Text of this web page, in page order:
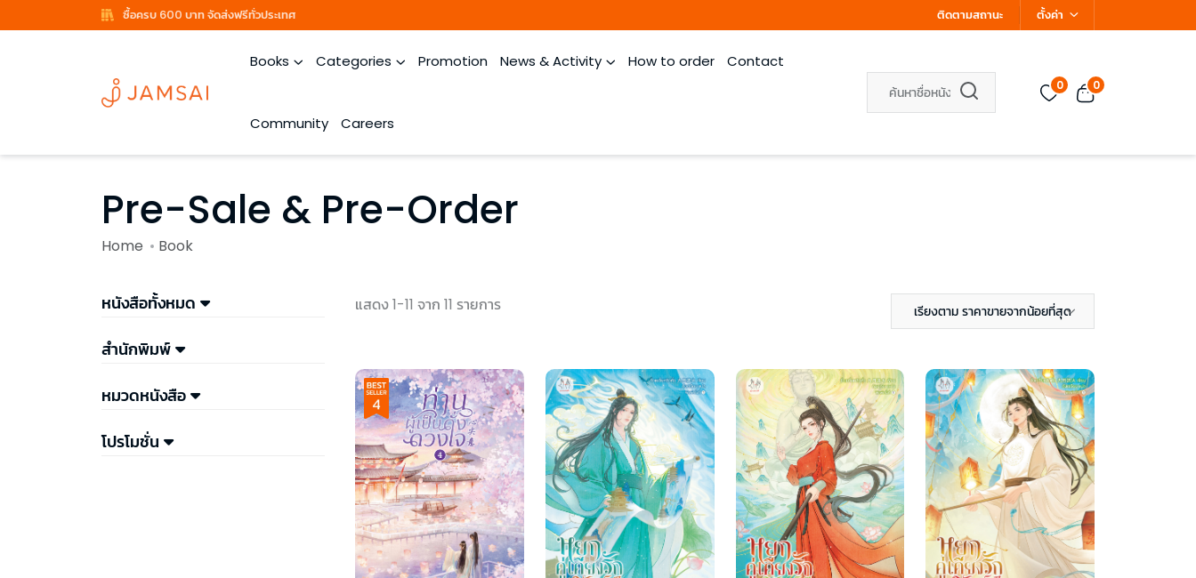
ซื้อครบ 600 บาท จัดส่งฟรีทั่วประเทศ ติดตามสถานะ ตั้งค่า
Books Categories Promotion News & Activity How to order Contact
Community Careers
0 0
Pre-Sale & Pre-Order
Home Book
หนังสือทั้งหมด
สำนักพิมพ์
หมวดหนังสือ
โปรโมชั่น
แสดง 1-11 จาก 11 รายการ เรียงตาม ราคาขายจากน้อยที่สุด